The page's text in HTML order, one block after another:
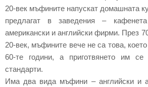
20-век мъфините напускат домашната
предлагат в заведения –
американски и английски фирми. През
20-век, мъфините вече не са това,
60-те години, а приготвянето им
стандарти.
Има два вида мъфини – английски и